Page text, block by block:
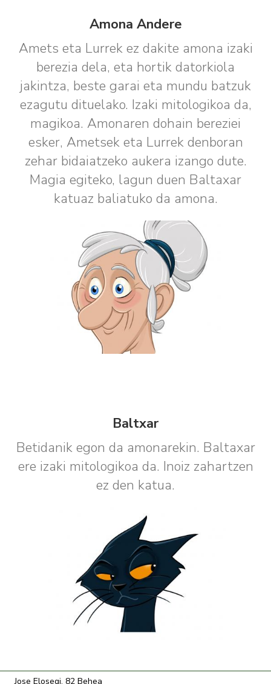
Amona Andere
Amets eta Lurrek ez dakite amona izaki
berezia dela, eta hortik datorkiola
jakintza, beste garai eta mundu batzuk
ezagutu dituelako. Izaki mitologikoa da,
magikoa. Amonaren dohain bereziei
esker, Ametsek eta Lurrek denboran
zehar bidaiatzeko aukera izango dute.
Magia egiteko, lagun duen Baltaxar
katuaz baliatuko da amona.
Baltxar
Betidanik egon da amonarekin. Baltaxar
ere izaki mitologikoa da. Inoiz zahartzen
ez den katua.
Jose Elosegi, 82 Behea